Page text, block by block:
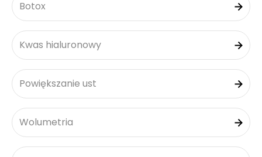
Botox
Kwas hialuronowy
Powiększanie ust
Wolumetria